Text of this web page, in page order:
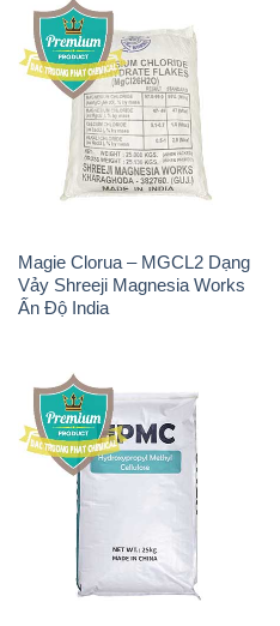
Magie Clorua – MGCL2 Dạng
Vảy Shreeji Magnesia Works
Ấn Độ India